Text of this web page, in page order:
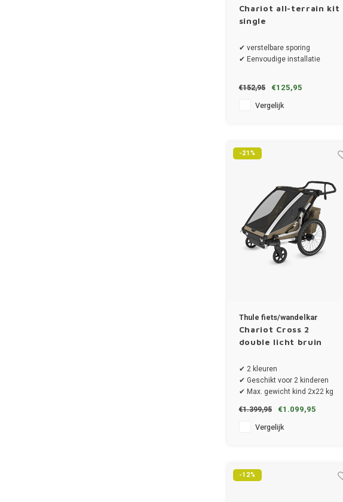
Chariot all-terrain kit
single
✔ verstelbare sporing
✔ Eenvoudige installatie
€152,95 €125,95
Vergelijk
-21%
Thule fiets/wandelkar
Chariot Cross 2
double licht bruin
✔ 2 kleuren
✔ Geschikt voor 2 kinderen
✔ Max. gewicht kind 2x22 kg
✔ Afmeting 86.3 x 77.3 x 37.5
€1.399,95 €1.099,95
Vergelijk
-12%